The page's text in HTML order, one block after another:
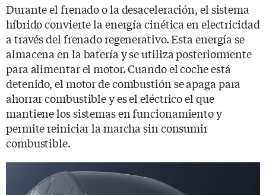
Durante el frenado o la desaceleración, el sistema
híbrido convierte la energía cinética en electricidad
a través del frenado regenerativo. Esta energía se
almacena en la batería y se utiliza posteriormente
para alimentar el motor. Cuando el coche está
detenido, el motor de combustión se apaga para
ahorrar combustible y es el eléctrico el que
mantiene los sistemas en funcionamiento y
permite reiniciar la marcha sin consumir
combustible.